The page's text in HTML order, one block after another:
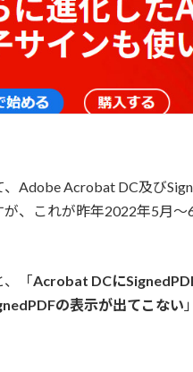
Adobe Acrobat DC及び
、これが昨年2022年5月
、「Acrobat DCに
の表示が出てこない